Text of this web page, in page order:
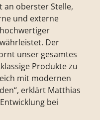
an oberster Stelle,
und externe
Der
unser gesamtes
Produkte zu
mit modernen
erklärt Matthias
bei